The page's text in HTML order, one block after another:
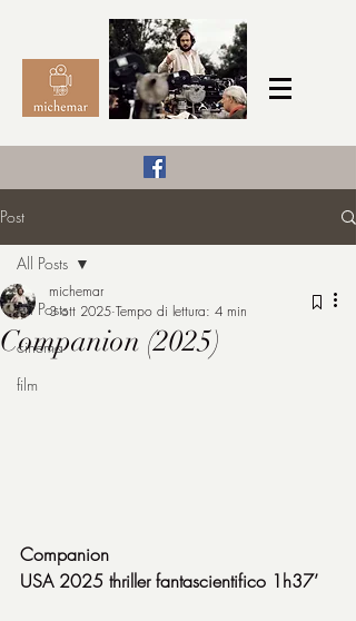
michemar
Post
All Posts
cinema
film
All Posts
Companion (2025)
michemar
3 ott 2025 Tempo di lettura: 4 min
Companion
USA 2025 thriller fantascientifico 1h37’